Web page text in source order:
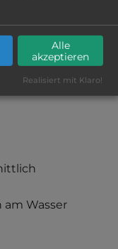
Wasser
Alle
akzeptieren
Realisiert mit Klaro!